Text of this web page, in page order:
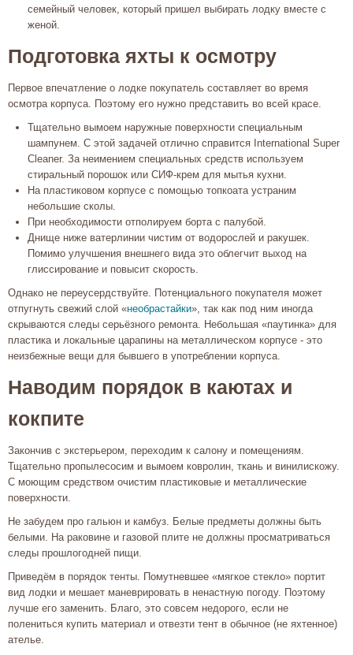
семейный человек, который пришел выбирать лодку вместе с
женой.
Подготовка яхты к осмотру
Первое впечатление о лодке покупатель составляет во время
осмотра корпуса. Поэтому его нужно представить во всей красе.
Тщательно вымоем наружные поверхности специальным
шампунем. С этой задачей отлично справится International Super
Cleaner. За неимением специальных средств используем
стиральный порошок или СИФ-крем для мытья кухни.
На пластиковом корпусе с помощью топкоата устраним
небольшие сколы.
При необходимости отполируем борта с палубой.
Днище ниже ватерлинии чистим от водорослей и ракушек.
Помимо улучшения внешнего вида это облегчит выход на
глиссирование и повысит скорость.
Однако не переусердствуйте. Потенциального покупателя может
отпугнуть свежий слой «необрастайки», так как под ним иногда
скрываются следы серьёзного ремонта. Небольшая «паутинка» для
пластика и локальные царапины на металлическом корпусе - это
неизбежные вещи для бывшего в употреблении корпуса.
Наводим порядок в каютах и
кокпите
Закончив с экстерьером, переходим к салону и помещениям.
Тщательно пропылесосим и вымоем ковролин, ткань и винилискожу.
С моющим средством очистим пластиковые и металлические
поверхности.
Не забудем про гальюн и камбуз. Белые предметы должны быть
белыми. На раковине и газовой плите не должны просматриваться
следы прошлогодней пищи.
Приведём в порядок тенты. Помутневшее «мягкое стекло» портит
вид лодки и мешает маневрировать в ненастную погоду. Поэтому
лучше его заменить. Благо, это совсем недорого, если не
полениться купить материал и отвезти тент в обычное (не яхтенное)
ателье.